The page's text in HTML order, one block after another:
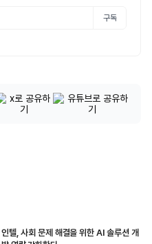
구독
인텔, 사회 문제 해결을 위한 AI 솔루션 개